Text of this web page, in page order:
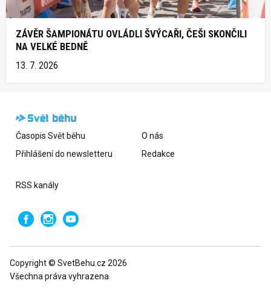
ZÁVĚR ŠAMPIONÁTU OVLÁDLI ŠVÝCAŘI, ČEŠI SKONČILI
NA VELKÉ BEDNĚ
13. 7. 2026
Časopis Svět běhu
Přihlášení do newsletteru
O nás
Redakce
RSS kanály
Copyright © SvetBehu.cz 2026
Všechna práva vyhrazena